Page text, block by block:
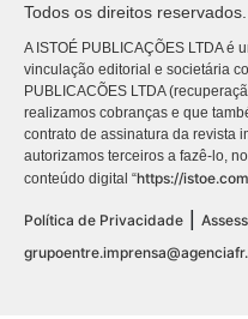
Todos os direitos reservados.
A ISTOÉ PUBLICAÇÕES LTDA é
vinculação editorial e societária
PUBLICACÕES LTDA
realizamos cobranças e que
contrato de assinatura da revista
autorizamos terceiros a fazê-lo,
conteúdo digital “https://
Política de Privacidade |